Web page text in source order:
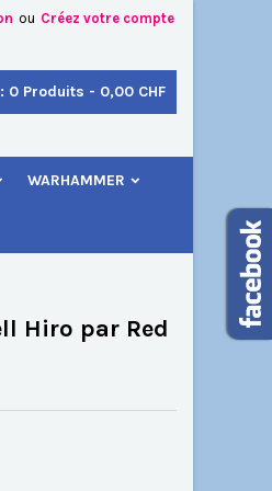
ou Créez votre compte
0 Produits - 0,00 CHF
WARHAMMER
Hiro par Red